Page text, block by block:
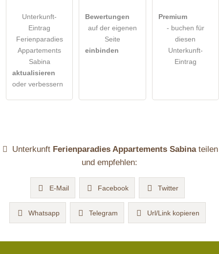
Unterkunft-
Eintrag
Ferienparadies
Appartements
Sabina
aktualisieren
oder verbessern
Bewertungen
auf der eigenen
Seite
einbinden
Premium
- buchen für
diesen
Unterkunft-
Eintrag
Unterkunft Ferienparadies Appartements Sabinateilen
und empfehlen:
E-Mail Facebook Twitter
Whatsapp Telegram Url/Link kopieren